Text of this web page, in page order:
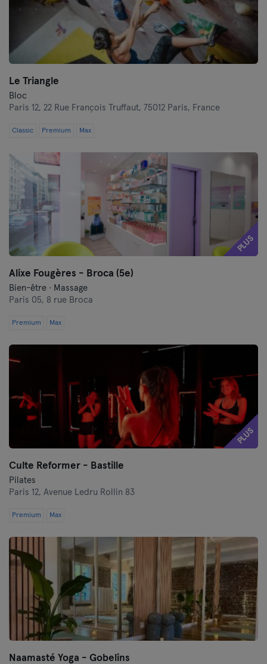
Le Triangle
Bloc
Paris 12, 22 Rue François Truffaut, 75012 Paris, France
Classic Premium Max
PLUS
Alixe Fougères - Broca (5e)
Bien-être · Massage
Paris 05, 8 rue Broca
Premium Max
PLUS
Culte Reformer - Bastille
Pilates
Paris 12, Avenue Ledru Rollin 83
Premium Max
Naamasté Yoga - Gobelins